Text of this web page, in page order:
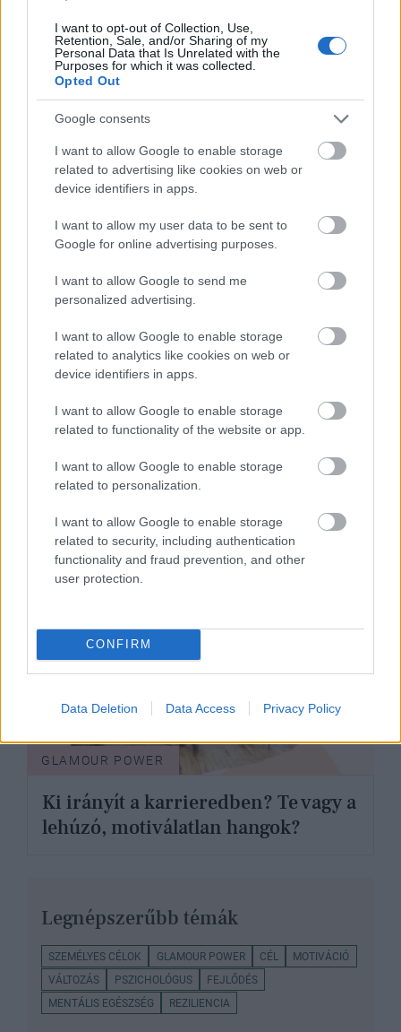
I want to opt-out of Collection, Use,
Retention, Sale, and/or Sharing of my
Personal Data that Is Unrelated with the
Purposes for which it was collected.
Opted Out
Google consents
I want to allow Google to enable storage
related to advertising like cookies on web or
device identifiers in apps.
I want to allow my user data to be sent to
Google for online advertising purposes.
I want to allow Google to send me
personalized advertising.
I want to allow Google to enable storage
related to analytics like cookies on web or
device identifiers in apps.
I want to allow Google to enable storage
related to functionality of the website or app.
I want to allow Google to enable storage
related to personalization.
I want to allow Google to enable storage
related to security, including authentication
functionality and fraud prevention, and other
user protection.
CONFIRM
Data Deletion Data Access Privacy Policy
Tényleg olyan fontos a motiváció? A
szervezetpszichológus szerint
egyáltalán nem feltétele a sikernek
ÉLETMÓD
újratervezés művészete: hogyan
küzdjük le a szezonális szorongást?
GLAMOUR POWER
Ki irányít a karrieredben? Te vagy a
lehúzó, motiválatlan hangok?
Legnépszerűbb témák
SZEMÉLYES CÉLOK GLAMOUR POWER CÉL
MOTIVÁCIÓ
VÁLTOZÁS
PSZICHOLÓGUS
FEJLŐDÉS
MENTÁLIS EGÉSZSÉG
REZILIENCIA